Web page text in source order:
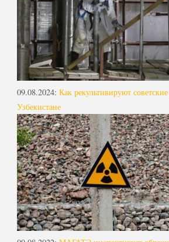
09.08.2024: Как рекультивируют
Узбекистане